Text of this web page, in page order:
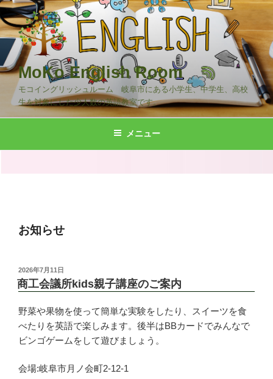
コ
ン
テ
ツ
へ
MoKo English Room
モコイングリッシュルーム 岐阜市にある小学生、中学生、高校
生を対象にした少人数の英語教室です。
メニュー
お知らせ
投
稿
日:
2026年7月11日
商工会議所kids親子講座のご案内
野菜や果物を使って簡単な実験をしたり、スイーツを食
べたりを英語で楽しみます。後半はBBカードでみんなで
ビンゴゲームをして遊びましょう。
会場:岐阜市月ノ会町2-12-1